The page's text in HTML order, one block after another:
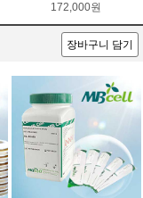
172,000원
장바구니 담기